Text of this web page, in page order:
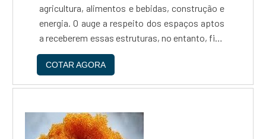
agricultura, alimentos e bebidas, construção e
energia. O auge a respeito dos espaços aptos
a receberem essas estruturas, no entanto, fica
por conta da área da saúde, responsável por
receber os produtos em hospitais dos mais
diversos segm...
COTAR AGORA